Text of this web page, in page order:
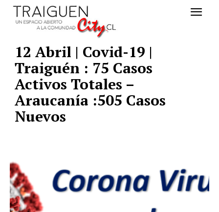
12 Abril | Covid-19 |
Traiguén : 75 Casos
Activos Totales –
Araucanía :505 Casos
Nuevos